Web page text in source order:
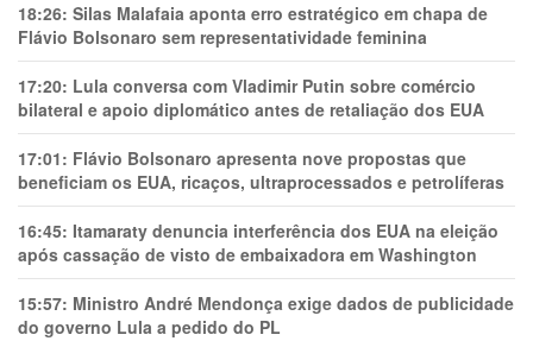
18:26: Silas Malafaia aponta erro estratégico em chapa de
Flávio Bolsonaro sem representatividade feminina
17:20: Lula conversa com Vladimir Putin sobre comércio
bilateral e apoio diplomático antes de retaliação dos EUA
17:01: Flávio Bolsonaro apresenta nove propostas que
beneficiam os EUA, ricaços, ultraprocessados e petrolíferas
16:45: Itamaraty denuncia interferência dos EUA na eleição
após cassação de visto de embaixadora em Washington
15:57: Ministro André Mendonça exige dados de publicidade
do governo Lula a pedido do PL